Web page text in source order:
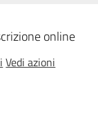
online
Vedi azioni